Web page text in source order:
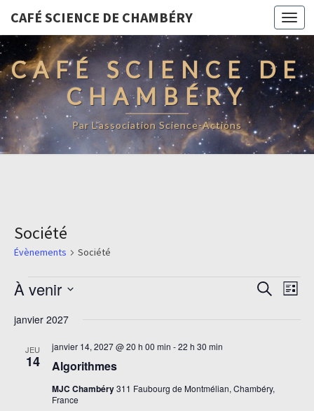
CAFÉ SCIENCE DE CHAMBÉRY
CAFÉ SCIENCE DE
CHAMBÉRY
Par L'association Science-Actions
Société
Évènements Société
Évènements Recherche
de
Liste
À venir
une
date.
janvier 2027
JEU
14 Algorithmes
janvier 14, 2027 @ 20 h 00 min -22 h 30 min
MJC Chambéry311 Faubourg de Montmélian, Chambéry,
France